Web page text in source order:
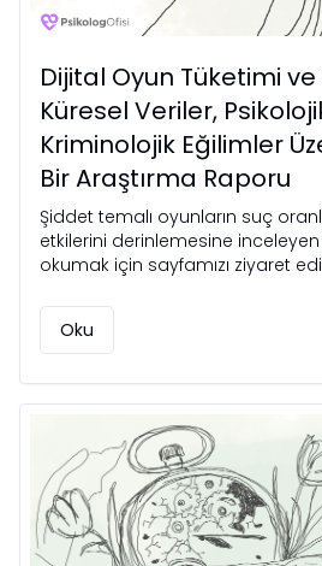
Dijital Oyun Tüketimi ve
Küresel Veriler,
Kriminolojik Eğilimler
Bir Araştırma Raporu
Şiddet temalı oyunların suç
etkilerini derinlemesine
okumak için sayfamızı ziyaret
Oku